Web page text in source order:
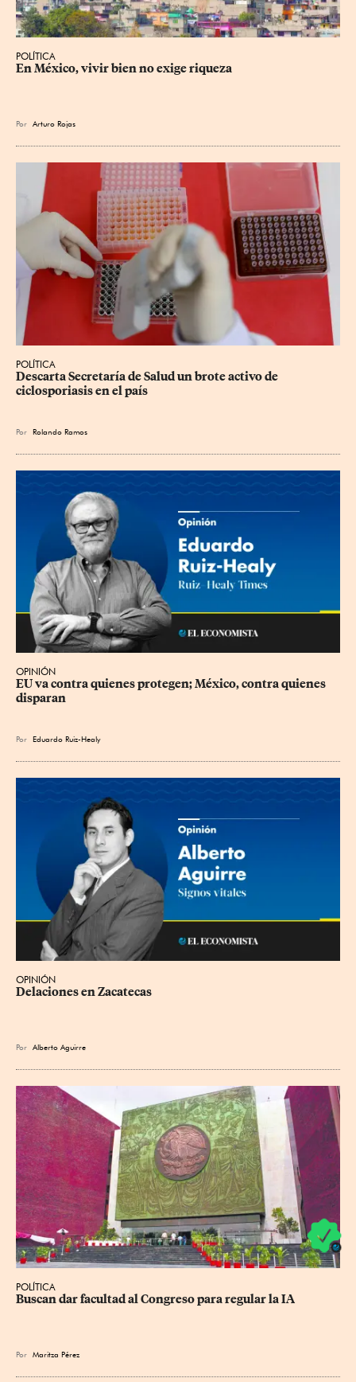
POLÍTICA
En México, vivir bien no exige riqueza
Por Arturo Rojas
POLÍTICA
Descarta Secretaría de Salud un brote activo de
ciclosporiasis en el país
Por Rolando Ramos
OPINIÓN
EU va contra quienes protegen; México, contra quienes
disparan
Por Eduardo Ruiz-Healy
OPINIÓN
Delaciones en Zacatecas
Por Alberto Aguirre
POLÍTICA
Buscan dar facultad al Congreso para regular la IA
Por Maritza Pérez